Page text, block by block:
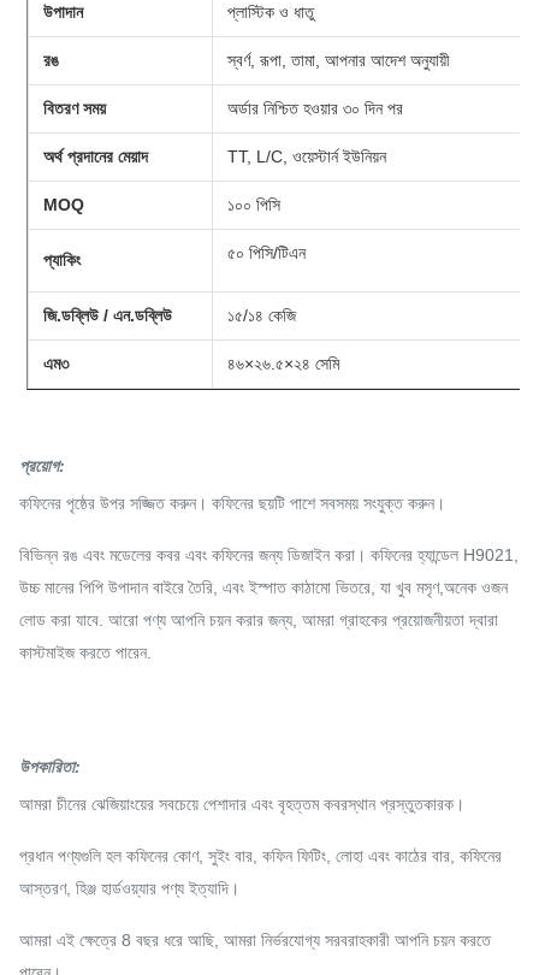
উপাদান প্লাস্টিক ও ধাতু
রঙ স্বর্ণ, রূপা, তামা, আপনার আদেশ অনুযায়ী
বিতরণ সময় অর্ডার নিশ্চিত হওয়ার ৩০ দিন পর
অর্থ প্রদানের মেয়াদ TT, L/C, ওয়েস্টার্ন ইউনিয়ন
MOQ ১০০ পিসি
প্যাকিং ৫০ পিসি/টিএন
জি.ডব্লিউ / এন.ডব্লিউ ১৫/১৪ কেজি
এম৩ ৪৬×২৬.৫×২৪ সেমি
প্রয়োগ:
কফিনের পৃষ্ঠের উপর সজ্জিত করুন। কফিনের ছয়টি পাশে সবসময় সংযুক্ত করুন।
বিভিন্ন রঙ এবং মডেলের কবর এবং কফিনের জন্য ডিজাইন করা। কফিনের হ্যান্ডেল H9021,
উচ্চ মানের পিপি উপাদান বাইরে তৈরি, এবং ইস্পাত কাঠামো ভিতরে, যা খুব মসৃণ,অনেক ওজন
লোড করা যাবে. আরো পণ্য আপনি চয়ন করার জন্য, আমরা গ্রাহকের প্রয়োজনীয়তা দ্বারা
কাস্টমাইজ করতে পারেন.
উপকারিতা:
আমরা চীনের ঝেজিয়াংয়ের সবচেয়ে পেশাদার এবং বৃহত্তম কবরস্থান প্রস্তুতকারক।
প্রধান পণ্যগুলি হল কফিনের কোণ, সুইং বার, কফিন ফিটিং, লোহা এবং কাঠের বার, কফিনের
আস্তরণ, হিঞ্জ হার্ডওয়্যার পণ্য ইত্যাদি।
আমরা এই ক্ষেত্রে 8 বছর ধরে আছি, আমরা নির্ভরযোগ্য সরবরাহকারী আপনি চয়ন করতে